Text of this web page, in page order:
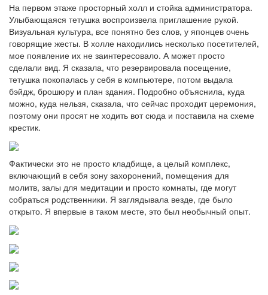
На первом этаже просторный холл и стойка администратора.
Улыбающаяся тетушка воспроизвела приглашение рукой.
Визуальная культура, все понятно без слов, у японцев очень
говорящие жесты. В холле находились несколько посетителей,
мое появление их не заинтересовало. А может просто
сделали вид. Я сказала, что резервировала посещение,
тетушка покопалась у себя в компьютере, потом выдала
бэйдж, брошюру и план здания. Подробно объяснила, куда
можно, куда нельзя, сказала, что сейчас проходит церемония,
поэтому они просят не ходить вот сюда и поставила на схеме
крестик.
Фактически это не просто кладбище, а целый комплекс,
включающий в себя зону захоронений, помещения для
молитв, залы для медитации и просто комнаты, где могут
собраться родственники. Я заглядывала везде, где было
открыто. Я впервые в таком месте, это был необычный опыт.